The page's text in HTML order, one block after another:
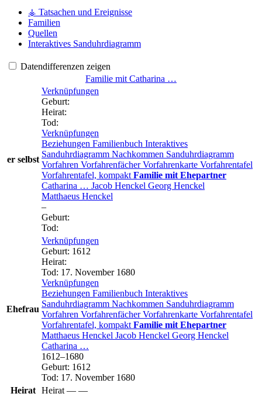
⚶ Tatsachen und Ereignisse
Familien
Quellen
Interaktives Sanduhrdiagramm
Datendifferenzen zeigen
Familie mit Catharina …
er selbst
Verknüpfungen
Geburt:
Heirat:
Tod:
Verknüpfungen
Beziehungen Familienbuch Interaktives
Sanduhrdiagramm Nachkommen Sanduhrdiagramm
Vorfahren VorfahrenfächerVorfahrenkarte Vorfahrentafel
Vorfahrentafel, kompakt Familie mit Ehepartner
Catharina … Jacob Henckel Georg Henckel
Matthaeus Henckel
–
Geburt:
Tod:
Ehefrau
Verknüpfungen
Geburt: 1612
Heirat:
Tod: 17. November 1680
Verknüpfungen
Beziehungen Familienbuch Interaktives
Sanduhrdiagramm Nachkommen Sanduhrdiagramm
Vorfahren VorfahrenfächerVorfahrenkarte Vorfahrentafel
Vorfahrentafel, kompakt Familie mit Ehepartner
Matthaeus Henckel Jacob Henckel Georg Henckel
Catharina …
1612–1680
Geburt: 1612
Tod: 17. November 1680
Heirat
Heirat — —